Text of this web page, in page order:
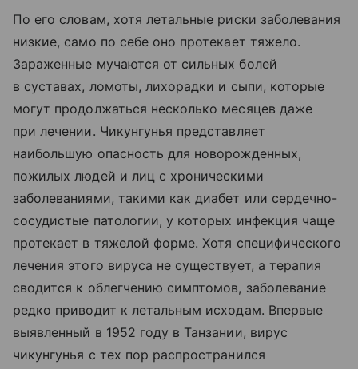
По его словам, хотя летальные риски заболевания
низкие, само по себе оно протекает тяжело.
Зараженные мучаются от сильных болей
в суставах, ломоты, лихорадки и сыпи, которые
могут продолжаться несколько месяцев даже
при лечении. Чикунгунья представляет
наибольшую опасность для новорожденных,
пожилых людей и лиц с хроническими
заболеваниями, такими как диабет или сердечно-
сосудистые патологии, у которых инфекция чаще
протекает в тяжелой форме. Хотя специфического
лечения этого вируса не существует, а терапия
сводится к облегчению симптомов, заболевание
редко приводит к летальным исходам. Впервые
выявленный в 1952 году в Танзании, вирус
чикунгунья с тех пор распространился